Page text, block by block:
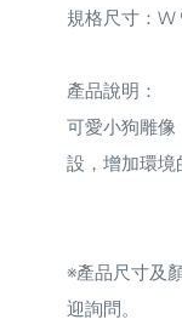
規格尺寸：
產品說明：
可愛小狗雕
設，增加環境
※產品尺寸及
迎詢問。